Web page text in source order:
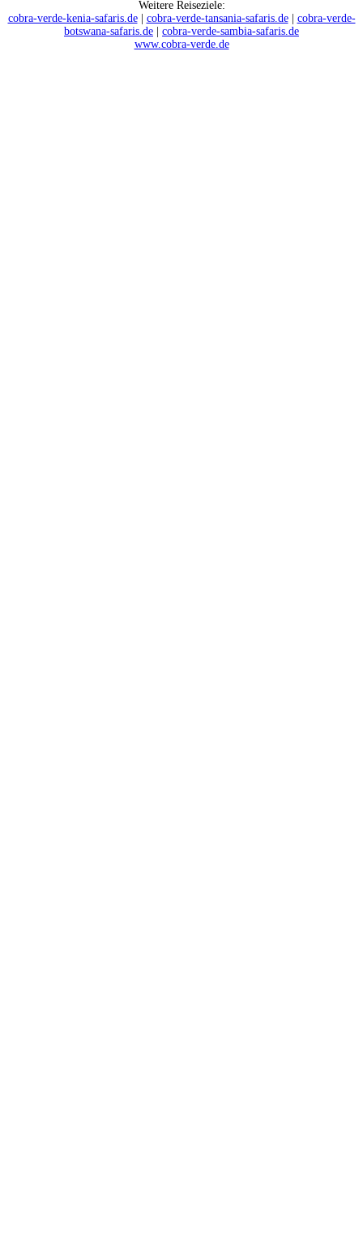
Weitere Reiseziele:
cobra-verde-kenia-safaris.de| cobra-verde-tansania-safaris.de| cobra-verde-
botswana-safaris.de
cobra-verde-sambia-safaris.de
www.cobra-verde.de